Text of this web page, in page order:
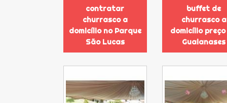
contratar
churrasco a
domicílio no Parque
São Lucas
buffet de
churrasco a
domicílio preço
Guaianases